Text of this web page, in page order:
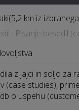
(5,2 km iz
· Pisanje besedil
z jajci in soljo za
(case studies),
o uspehu